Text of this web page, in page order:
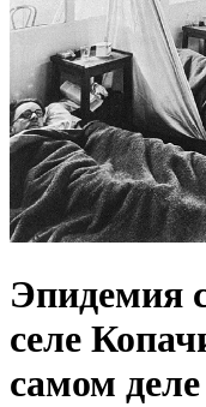
Эпидемия
селе
самом деле